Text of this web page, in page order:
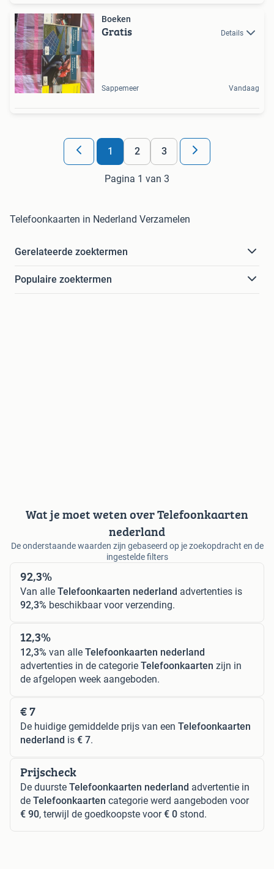
Boeken
Gratis Details
Sappemeer Vandaag
1 2 3
Pagina 1 van 3
Telefoonkaarten in Nederland Verzamelen
Gerelateerde zoektermen
Populaire zoektermen
Wat je moet weten over Telefoonkaarten
nederland
De onderstaande waarden zijn gebaseerd op je zoekopdracht en de
ingestelde filters
92,3%
Van alle Telefoonkaarten nederland advertenties is
92,3% beschikbaar voor verzending.
12,3%
12,3% van alle Telefoonkaarten nederland
advertenties in de categorie Telefoonkaarten zijn in
de afgelopen week aangeboden.
€ 7
De huidige gemiddelde prijs van een Telefoonkaarten
nederland is € 7.
Prijscheck
De duurste Telefoonkaarten nederland advertentie in
de Telefoonkaarten categorie werd aangeboden voor
€ 90, terwijl de goedkoopste voor€ 0 stond.